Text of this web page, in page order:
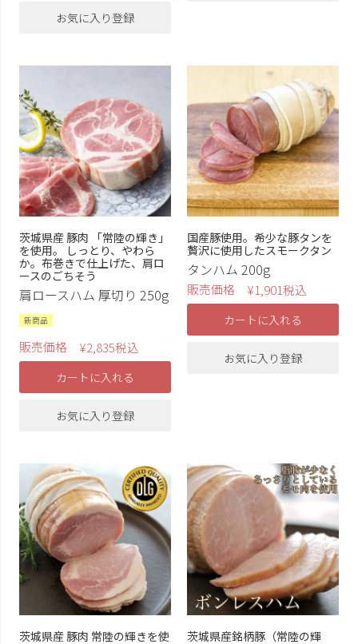
お気に入り登録
茨城県産 豚肉 「常陸の輝き」
を使用。 しっとり、やわら
か。布巻きで仕上げた、肩ロ
ースのごちそう
肩ロースハム 厚切り 250g
新商品
販売価格 ¥2,835税込
カートに入れる
お気に入り登録
国産豚使用。希少な豚タンを
贅沢に使用したスモークタン
タンハム 200g
販売価格 ¥1,901税込
カートに入れる
お気に入り登録
茨城県産 豚肉 常陸の輝きを使
茨城県産銘柄豚（常陸の輝